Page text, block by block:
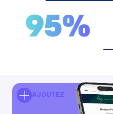
95%
AJOUTEZ